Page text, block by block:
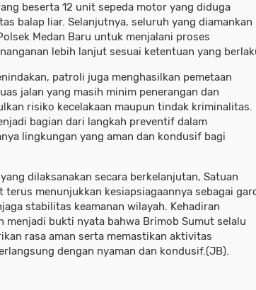
beserta 12 unit sepeda motor yang diduga
balap liar. Selanjutnya, seluruh yang diamankan
Medan Baru untuk menjalani proses
lebih lanjut sesuai ketentuan yang
patroli juga menghasilkan pemetaan
jalan yang masih minim penerangan dan
risiko kecelakaan maupun tindak kriminalitas.
bagian dari langkah preventif dalam
lingkungan yang aman dan kondusif bagi
dilaksanakan secara berkelanjutan, Satuan
terus menunjukkan kesiapsiagaannya sebagai
stabilitas keamanan wilayah. Kehadiran
menjadi bukti nyata bahwa Brimob Sumut selalu
rasa aman serta memastikan aktivitas
dengan nyaman dan kondusif.(JB).